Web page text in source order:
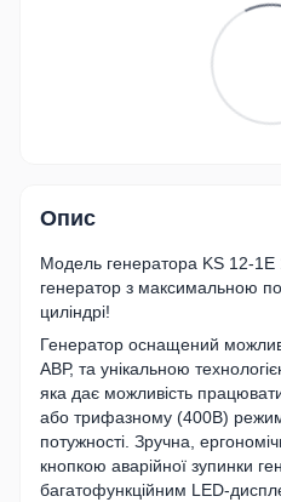
Опис
Модель генератора KS 12-
генератор з максимальною
циліндрі!
Генератор оснащений
АВР, та унікальною
яка дає можливість
або трифазному (400В)
потужності. Зручна,
кнопкою аварійної зупинки
багатофункційним LED-